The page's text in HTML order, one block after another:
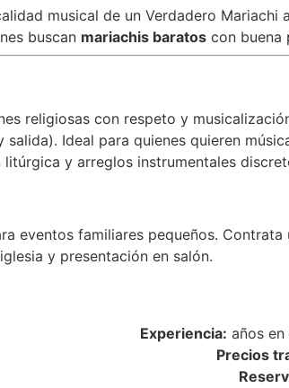
musical de un Verdadero
buscan mariachis baratos con buena
religiosas con respeto y
Ideal para quienes quieren
y arreglos instrumentales
eventos familiares pequeños.
y presentación en salón.
Experiencia: años
Precios